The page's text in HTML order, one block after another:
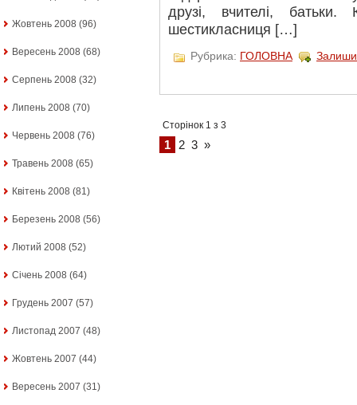
Жовтень 2008 (96)
Вересень 2008 (68)
Серпень 2008 (32)
Липень 2008 (70)
Червень 2008 (76)
Травень 2008 (65)
Квітень 2008 (81)
Березень 2008 (56)
Лютий 2008 (52)
Січень 2008 (64)
Грудень 2007 (57)
Листопад 2007 (48)
Жовтень 2007 (44)
Вересень 2007 (31)
друзі, вчителі, батьки.
шестикласниця […]
Рубрика: ГОЛОВНА
Сторінок 1 з 3
1 2 3 »